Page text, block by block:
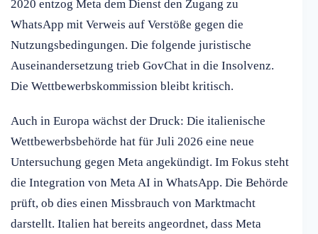
2020 entzog Meta dem Dienst den Zugang zu
WhatsApp mit Verweis auf Verstöße gegen die
Nutzungsbedingungen. Die folgende juristische
Auseinandersetzung trieb GovChat in die Insolvenz.
Die Wettbewerbskommission bleibt kritisch.
Auch in Europa wächst der Druck: Die italienische
Wettbewerbsbehörde hat für Juli 2026 eine neue
Untersuchung gegen Meta angekündigt. Im Fokus steht
die Integration von Meta AI in WhatsApp. Die Behörde
prüft, ob dies einen Missbrauch von Marktmacht
darstellt. Italien hat bereits angeordnet, dass Meta